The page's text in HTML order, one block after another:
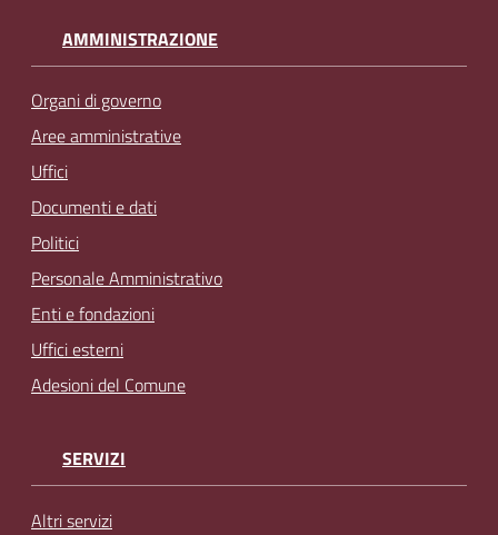
AMMINISTRAZIONE
Organi di governo
Aree amministrative
Uffici
Documenti e dati
Politici
Personale Amministrativo
Enti e fondazioni
Uffici esterni
Adesioni del Comune
SERVIZI
Altri servizi